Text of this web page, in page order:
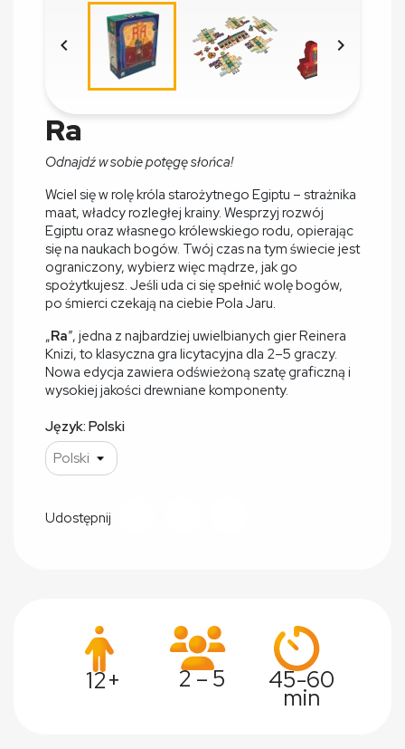
 
Ra
Odnajdź w sobie potęgę słońca!
Wciel się w rolę króla starożytnego Egiptu – strażnika
maat, władcy rozległej krainy. Wesprzyj rozwój
Egiptu oraz własnego królewskiego rodu, opierając
się na naukach bogów. Twój czas na tym świecie jest
ograniczony, wybierz więc mądrze, jak go
spożytkujesz. Jeśli uda ci się spełnić wolę bogów,
po śmierci czekają na ciebie Pola Jaru.
„Ra”, jedna z najbardziej uwielbianych gier Reinera
Knizi, to klasyczna gra licytacyjna dla 2–5 graczy.
Nowa edycja zawiera odświeżoną szatę graficzną i
wysokiej jakości drewniane komponenty.
Język: Polski
Udostępnij
12+ 2 – 5 45-60
min